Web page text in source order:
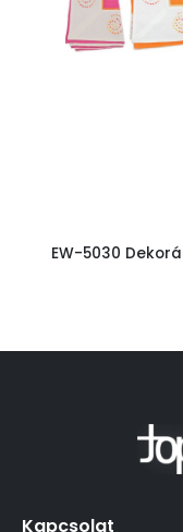
EW-5030
Kapcsolat